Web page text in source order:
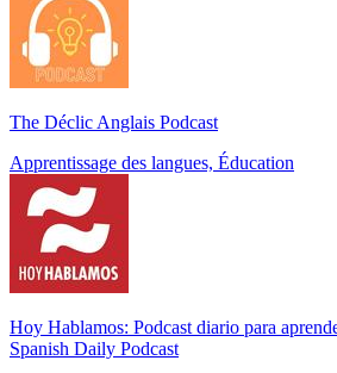
The Déclic Anglais Podcast
Apprentissage des langues, Éducation
Hoy Hablamos: Podcast diario para
Spanish Daily Podcast